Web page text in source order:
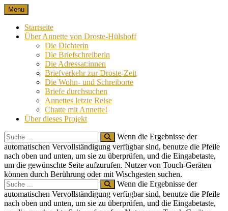
Skip
to
content
Nach 100 Jahren
Annette von Droste-Hülshoff in Briefen
Menu
Startseite
Über Annette von Droste-Hülshoff
Die Dichterin
Die Briefschreiberin
Die Adressat:innen
Briefverkehr zur Droste-Zeit
Die Wohn- und Schreiborte
Briefe durchsuchen
Annettes letzte Reise
Chatte mit Annette!
Über dieses Projekt
Search
for:
Wenn die Ergebnisse der
automatischen Vervollständigung verfügbar sind, benutze die Pfeile
nach oben und unten, um sie zu überprüfen, und die Eingabetaste,
um die gewünschte Seite aufzurufen. Nutzer von Touch-Geräten
können durch Berührung oder mit Wischgesten suchen.
Search
for:
Wenn die Ergebnisse der
automatischen Vervollständigung verfügbar sind, benutze die Pfeile
nach oben und unten, um sie zu überprüfen, und die Eingabetaste,